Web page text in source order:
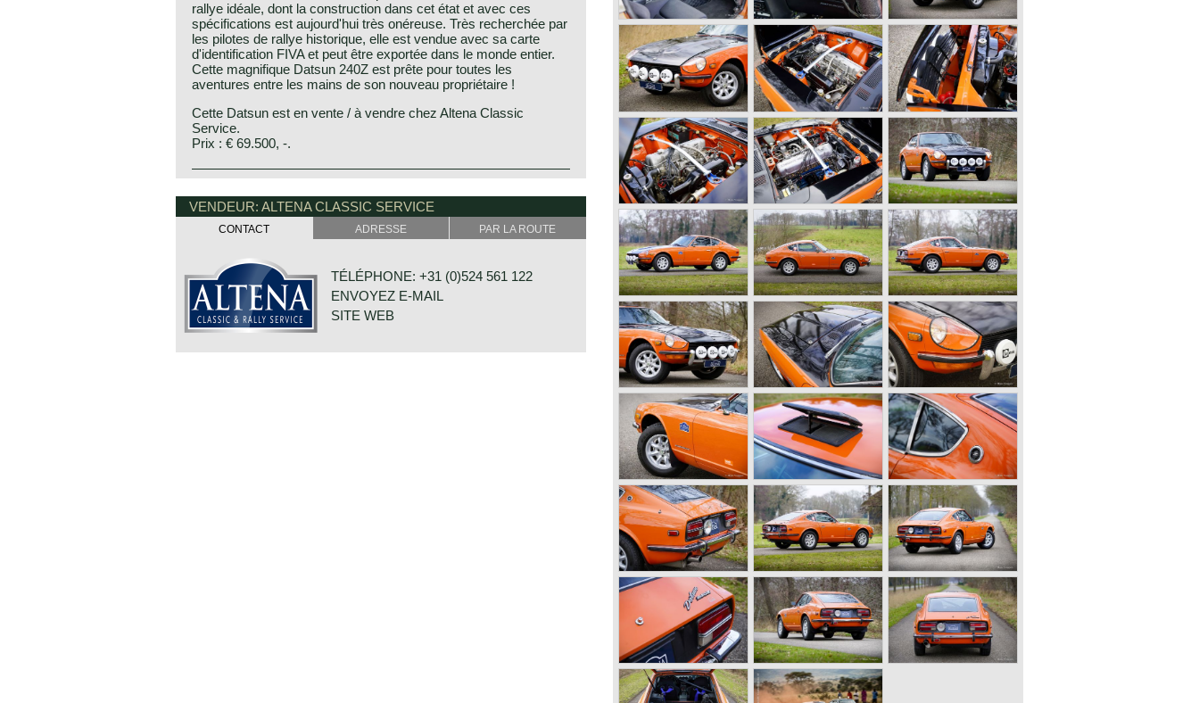
rallye idéale, dont la construction dans cet état et avec ces
spécifications est aujourd'hui très onéreuse. Très recherchée par
les pilotes de rallye historique, elle est vendue avec sa carte
d'identification FIVA et peut être exportée dans le monde entier.
Cette magnifique Datsun 240Z est prête pour toutes les
aventures entre les mains de son nouveau propriétaire !
Cette Datsun est en vente / à vendre chez Altena Classic
Service.
Prix : € 69.500, -.
The Datsun 240Z was presented in the year 1969. In Japan the
drawn by Graf Albrecht Goerz who was also responsible for the
magnificent design of the BMW 507. With the Datsun 240Z the
factory hit bulls eye, the car became the best sold sports car in
builders like MG and Triumph did not see the 'bomb' falling...
They were blown away from the important US market by the
successful 240Z. The Datsun 240Z was build with a unitary
bodywork structure, independent suspension all round, and
powered by a smooth and powerful six cylinder in-line engine.
VENDEUR: ALTENA CLASSIC SERVICE
CONTACT ADRESSE PAR LA ROUTE
TÉLÉPHONE: +31 (0)524 561 122
ENVOYEZ E-MAIL
SITE WEB